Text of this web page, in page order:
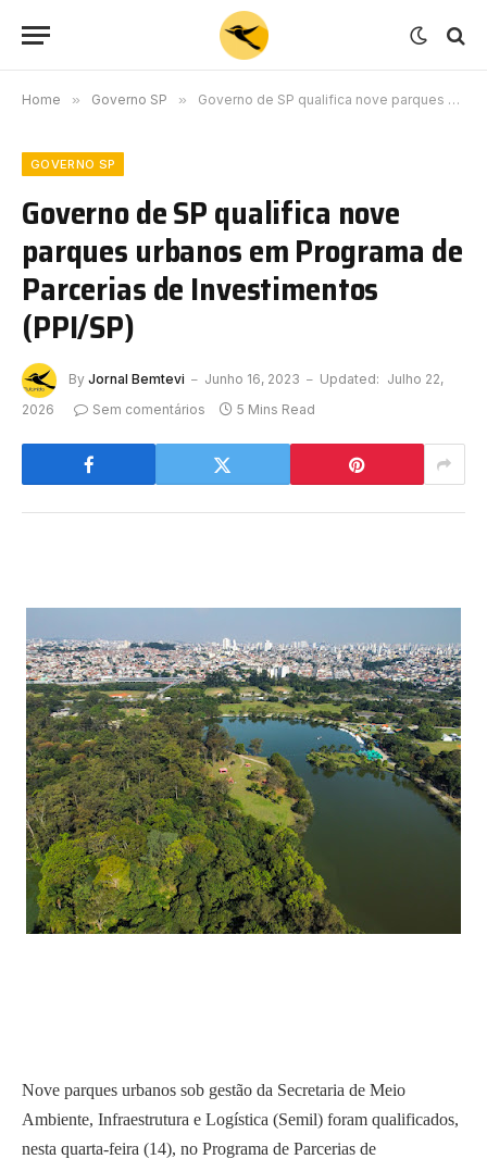
Home » Governo SP » Governo de SP qualifica nove parques urbanos em Programa de Parcerias de Investimentos (PPI/SP)
GOVERNO SP
Governo de SP qualifica nove
parques urbanos em Programa de
Parcerias de Investimentos
(PPI/SP)
By Jornal Bemtevi Junho 16, 2023 Updated: Julho 22,
2026
Sem comentários 5 Mins Read
Nove parques urbanos sob gestão da Secretaria de Meio
Ambiente, Infraestrutura e Logística (Semil) foram qualificados,
nesta quarta-feira (14), no Programa de Parcerias de